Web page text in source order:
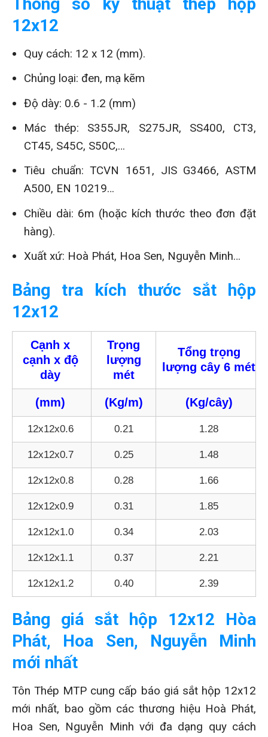
12x12
Quy cách: 12 x 12 (mm).
Chủng loại: đen, mạ kẽm
Độ dày: 0.6 - 1.2 (mm)
Mác thép: S355JR, S275JR, SS400, CT3,
CT45, S45C, S50C,…
Tiêu chuẩn: TCVN 1651, JIS G3466, ASTM
A500, EN 10219…
Chiều dài: 6m (hoặc kích thước theo đơn đặt
hàng).
Xuất xứ: Hoà Phát, Hoa Sen, Nguyễn Minh…
Bảng tra kích thước sắt hộp
12x12
Cạnh x
cạnh x độ
dày
Trọng
lượng
mét
Tổng trọng
lượng cây 6 mét
(mm) (Kg/m) (Kg/cây)
12x12x0.6 0.21 1.28
12x12x0.7 0.25 1.48
12x12x0.8 0.28 1.66
12x12x0.9 0.31 1.85
12x12x1.0 0.34 2.03
12x12x1.1 0.37 2.21
12x12x1.2 0.40 2.39
Bảng giá sắt hộp 12x12 Hòa
Phát, Hoa Sen, Nguyễn Minh
mới nhất
Tôn Thép MTP cung cấp báo giá sắt hộp 12x12
mới nhất, bao gồm các thương hiệu Hoà Phát,
Hoa Sen, Nguyễn Minh với đa dạng quy cách